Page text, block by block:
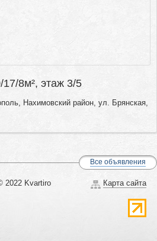
17/8м², этаж 3/5
Нахимовский район, ул. Брянская,
Все объявления
2022 Kvartiro Карта сайта